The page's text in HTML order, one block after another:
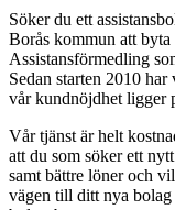
Söker du ett
Borås kommun att byta
Assistansförmedling
Sedan starten 2010
vår kundnöjdhet ligger
Vår tjänst är helt
att du som söker ett
samt bättre löner och
vägen till ditt nya